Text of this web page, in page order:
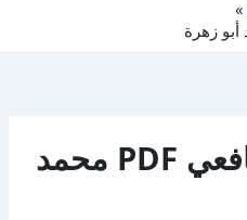
تحميل كتاب الشافعي PDF محمد